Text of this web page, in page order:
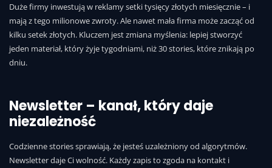
Duże firmy inwestują w reklamy setki tysięcy złotych miesięcznie – i
mają z tego milionowe zwroty. Ale nawet mała firma może zacząć od
kilku setek złotych. Kluczem jest zmiana myślenia: lepiej stworzyć
jeden materiał, który żyje tygodniami, niż 30 stories, które znikają po
dniu.
Newsletter – kanał, który daje
niezależność
Codzienne stories sprawiają, że jesteś uzależniony od algorytmów.
Newsletter daje Ci wolność. Każdy zapis to zgoda na kontakt i